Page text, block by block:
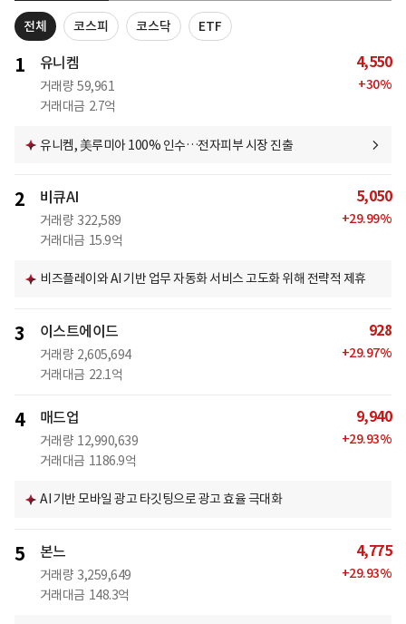
전체 코스피 코스닥 ETF
1 유니켐
거래량 59,961
거래대금 2.7억
4,550
+30%
유니켐, 美루미아 100% 인수…전자피부 시장 진출
2 비큐AI
거래량 322,589
거래대금 15.9억
5,050
+29.99%
비즈플레이와 AI 기반 업무 자동화 서비스 고도화 위해 전략적 제휴
3 이스트에이드
거래량 2,605,694
거래대금 22.1억
928
+29.97%
4 매드업
거래량 12,990,639
거래대금 1186.9억
9,940
+29.93%
AI 기반 모바일 광고 타깃팅으로 광고 효율 극대화
5 본느
거래량 3,259,649
거래대금 148.3억
4,775
+29.93%